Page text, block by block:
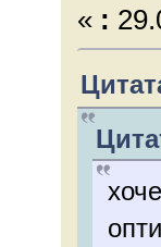
« :